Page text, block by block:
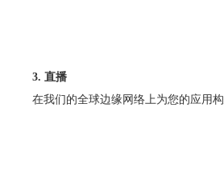
3. 直播
在我们的全球边缘网络上为您的应用